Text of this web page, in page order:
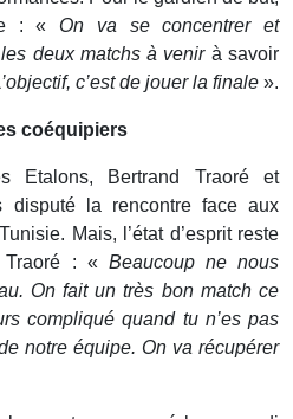
: « On va se concentrer et
deux matchs à venirà savoir
c’est de jouer la finale ».
coéquipiers
Etalons, Bertrand Traoré et
disputé la rencontre face aux
Mais, l’état d’esprit reste
Traoré : « Beaucoup ne nous
On fait un très bon match ce
compliqué quand tu n’es pas
notre équipe. On va récupérer